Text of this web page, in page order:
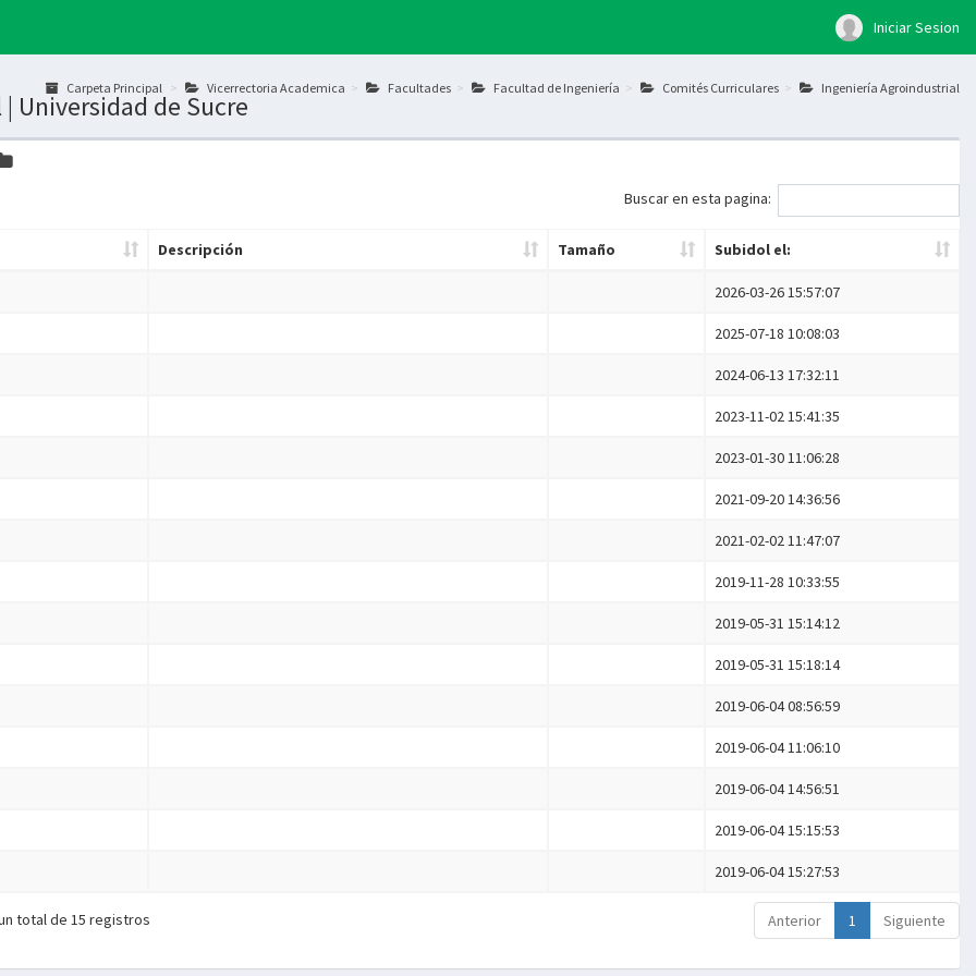
Iniciar Sesion
Universidad de Sucre
Carpeta Principal Vicerrectoria Academica Facultades Facultad de Ingeniería Comités Curriculares Ingeniería Agroindustrial
Buscar en esta pagina:
Descripción Tamaño Subidol el:
2026-03-26 15:57:07
2025-07-18 10:08:03
2024-06-13 17:32:11
2023-11-02 15:41:35
2023-01-30 11:06:28
2021-09-20 14:36:56
2021-02-02 11:47:07
2019-11-28 10:33:55
2019-05-31 15:14:12
2019-05-31 15:18:14
2019-06-04 08:56:59
2019-06-04 11:06:10
2019-06-04 14:56:51
2019-06-04 15:15:53
2019-06-04 15:27:53
total de 15 registros Anterior 1 Siguiente